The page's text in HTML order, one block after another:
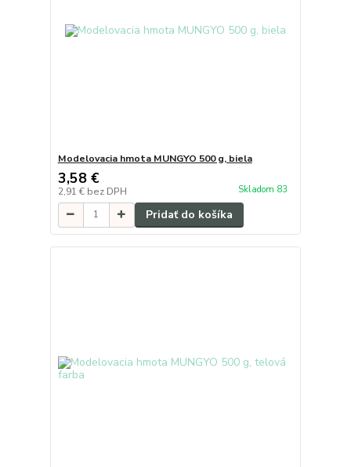
Modelovacia hmota MUNGYO 500 g, biela
3,58 €
2,91 € bez DPH Skladom 83
Pridať do košíka